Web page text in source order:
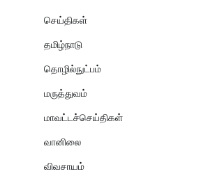
செய்திகள்
தமிழ்நாடு
தொழில்நுட்பம்
மருத்துவம்
மாவட்டச்செய்திகள்
வானிலை
விவசாயம்